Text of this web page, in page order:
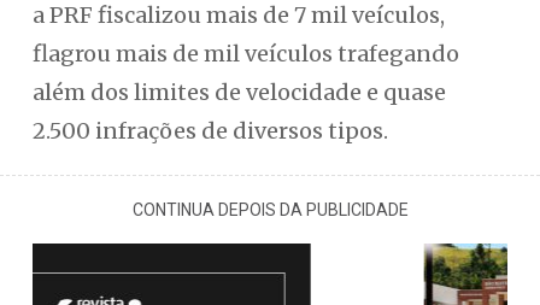
a PRF fiscalizou mais de 7 mil veículos,
flagrou mais de mil veículos trafegando
além dos limites de velocidade e quase
2.500 infrações de diversos tipos.
CONTINUA DEPOIS DA PUBLICIDADE